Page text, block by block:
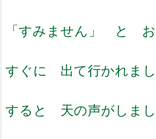
「すみません」 と お
すぐに 出て行かれまし
すると 天の声がしまし